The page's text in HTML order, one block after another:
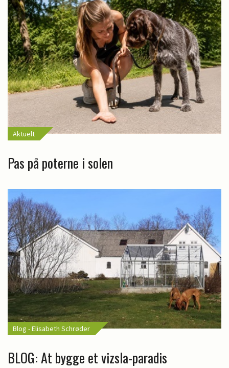
Aktuelt
Pas på poterne i solen
Blog - Elisabeth Schrøder
BLOG: At bygge et vizsla-paradis